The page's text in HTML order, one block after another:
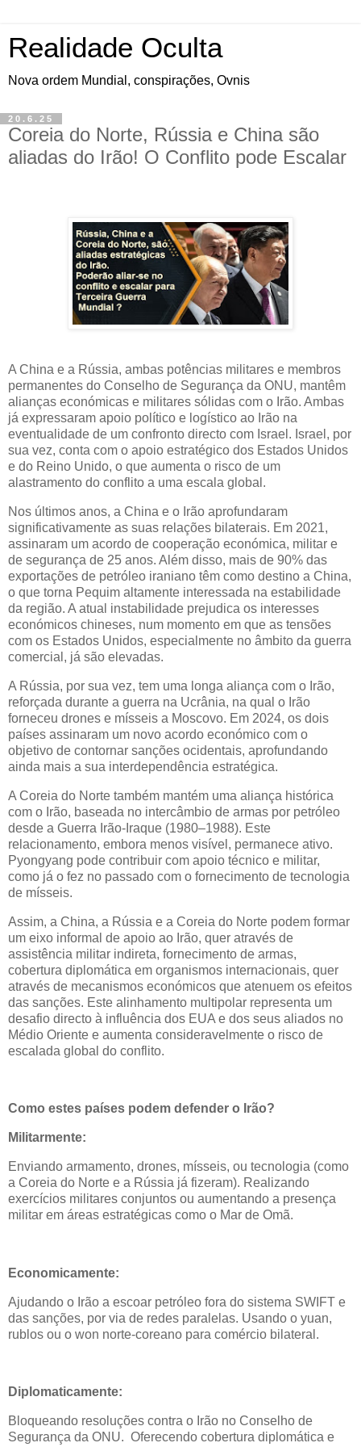
Realidade Oculta
Nova ordem Mundial, conspirações, Ovnis
20.6.25
Coreia do Norte, Rússia e China são
aliadas do Irão! O Conflito pode Escalar
A China e a Rússia, ambas potências militares e membros
permanentes do Conselho de Segurança da ONU, mantêm
alianças económicas e militares sólidas com o Irão. Ambas
já expressaram apoio político e logístico ao Irão na
eventualidade de um confronto directo com Israel. Israel, por
sua vez, conta com o apoio estratégico dos Estados Unidos
e do Reino Unido, o que aumenta o risco de um
alastramento do conflito a uma escala global.
Nos últimos anos, a China e o Irão aprofundaram
significativamente as suas relações bilaterais. Em 2021,
assinaram um acordo de cooperação económica, militar e
de segurança de 25 anos. Além disso, mais de 90% das
exportações de petróleo iraniano têm como destino a China,
o que torna Pequim altamente interessada na estabilidade
da região. A atual instabilidade prejudica os interesses
económicos chineses, num momento em que as tensões
com os Estados Unidos, especialmente no âmbito da guerra
comercial, já são elevadas.
A Rússia, por sua vez, tem uma longa aliança com o Irão,
reforçada durante a guerra na Ucrânia, na qual o Irão
forneceu drones e mísseis a Moscovo. Em 2024, os dois
países assinaram um novo acordo económico com o
objetivo de contornar sanções ocidentais, aprofundando
ainda mais a sua interdependência estratégica.
A Coreia do Norte também mantém uma aliança histórica
com o Irão, baseada no intercâmbio de armas por petróleo
desde a Guerra Irão-Iraque (1980–1988). Este
relacionamento, embora menos visível, permanece ativo.
Pyongyang pode contribuir com apoio técnico e militar,
como já o fez no passado com o fornecimento de tecnologia
de mísseis.
Assim, a China, a Rússia e a Coreia do Norte podem formar
um eixo informal de apoio ao Irão, quer através de
assistência militar indireta, fornecimento de armas,
cobertura diplomática em organismos internacionais, quer
através de mecanismos económicos que atenuem os efeitos
das sanções. Este alinhamento multipolar representa um
desafio directo à influência dos EUA e dos seus aliados no
Médio Oriente e aumenta consideravelmente o risco de
escalada global do conflito.
Como estes países podem defender o Irão?
Militarmente:
Enviando armamento, drones, mísseis, ou tecnologia (como
a Coreia do Norte e a Rússia já fizeram). Realizando
exercícios militares conjuntos ou aumentando a presença
militar em áreas estratégicas como o Mar de Omã.
Economicamente:
Ajudando o Irão a escoar petróleo fora do sistema SWIFT e
das sanções, por via de redes paralelas. Usando o yuan,
rublos ou o won norte-coreano para comércio bilateral.
Diplomaticamente:
Bloqueando resoluções contra o Irão no Conselho de
Segurança da ONU. Oferecendo cobertura diplomática e